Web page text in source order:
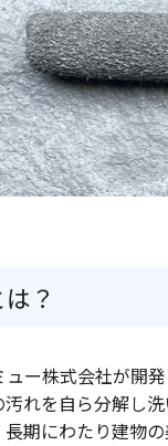
？
ー株式会社が開
れを自ら分解し
期にわたり建物